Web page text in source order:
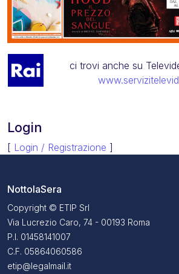
ci trovi anche su
Login
[ Login / Registrazione ]
NottolaSera
Copyright © ETIP Srl
Via Lucrezio Caro, 74 - 00193 Roma
P.I. 01458141007
C.F. 05864060586
etip@legalmail.it